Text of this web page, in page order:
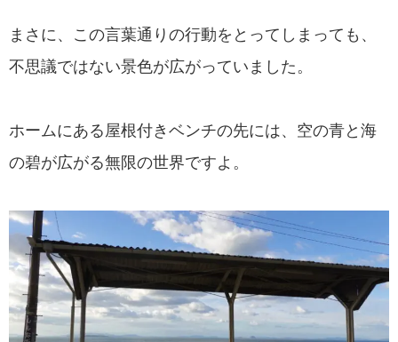
まさに、この言葉通りの行動をとってしまっても、
不思議ではない景色が広がっていました。
ホームにある屋根付きベンチの先には、空の青と海
の碧が広がる無限の世界ですよ。